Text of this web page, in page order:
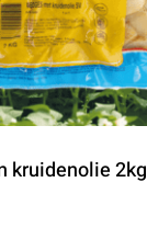
kruidenolie 2kg